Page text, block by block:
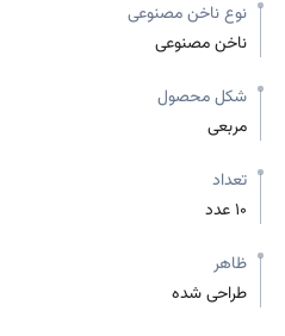
نوع ناخن مصنوعی
ناخن مصنوعی
شکل محصول
مربعی
تعداد
10 عدد
ظاهر
طراحی شده